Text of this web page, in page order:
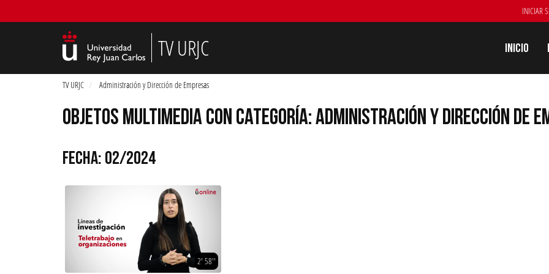
INICIAR
TV URJC Inicio
TV URJC Administración y Dirección de Empresas
OBJETOS MULTIMEDIA CON CATEGORÍA: ADMINISTRACIÓN Y DIRECCIÓN DE
FECHA: 02/2024
2' 58''